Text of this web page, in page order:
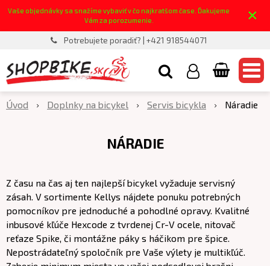
Vaše objednávky sa snažíme vybaviť v čo najkratšom čase. Ďakujeme
Vám za porozumenie.
×
Potrebujete poradiť? | +421 918544071
Úvod Doplnky na bicykel Servis bicykla Náradie
NÁRADIE
Z času na čas aj ten najlepší bicykel vyžaduje servisný
zásah. V sortimente Kellys nájdete ponuku potrebných
pomocníkov pre jednoduché a pohodlné opravy. Kvalitné
inbusové kľúče Hexcode z tvrdenej Cr-V ocele, nitovač
reťaze Spike, či montážne páky s háčikom pre špice.
Nepostrádateľný spoločník pre Vaše výlety je multikľúč.